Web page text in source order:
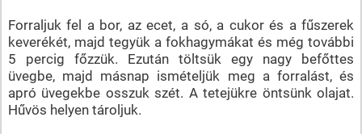
Forraljuk fel a bor, az ecet, a só, a cukor és a fűszerek
keverékét, majd tegyük a fokhagymákat és még további
5 percig főzzük. Ezután töltsük egy nagy befőttes
üvegbe, majd másnap ismételjük meg a forralást, és
apró üvegekbe osszuk szét. A tetejükre öntsünk olajat.
Hűvös helyen tároljuk.